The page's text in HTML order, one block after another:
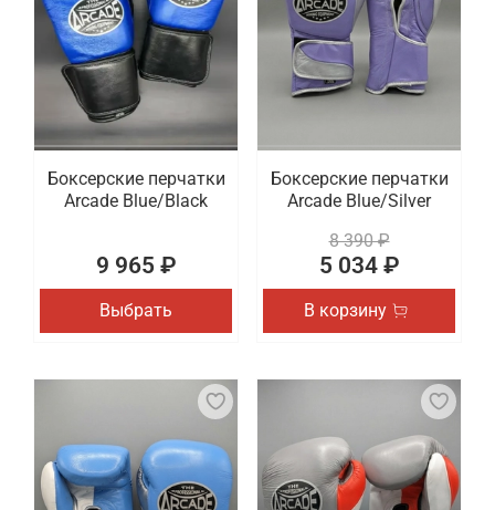
Боксерские перчатки
Arcade Blue/Black
9 965 ₽
Выбрать
Боксерские перчатки
Arcade Blue/Silver
8 390 ₽
5 034 ₽
В корзину